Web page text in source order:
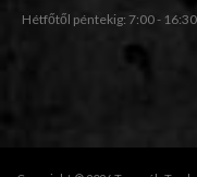
Hétfőtől péntekig: 7:00 -